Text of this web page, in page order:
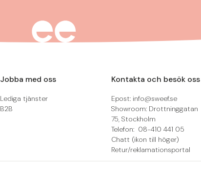
Jobba med oss
Lediga tjänster
B2B
Kontakta och besök oss
Epost: info@sweef.se
Showroom: Drottninggatan
75, Stockholm
Telefon: 08-410 441 05
Chatt (ikon till höger)
Retur/reklamationsportal